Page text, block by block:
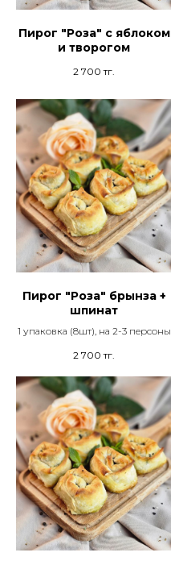
Пирог "Роза" с яблоком
и творогом
2 700 тг.
Пирог "Роза" брынза +
шпинат
1 упаковка (8шт), на 2-3 персоны
2 700 тг.